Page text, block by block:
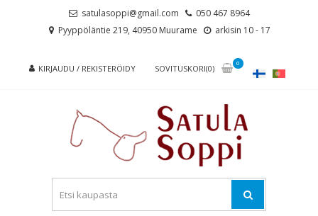
satulasoppi@gmail.com
050 467 8964
Pyyppöläntie 219, 40950 Muurame
arkisin 10 - 17
KIRJAUDU / REKISTERÖIDY SOVITUSKORI(0)
0